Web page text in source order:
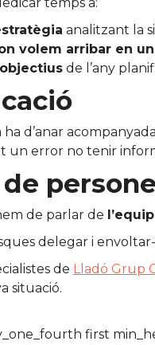
analitzant la
volem arribar en
de l’any
ha d’anar
un error no tenir
de
de parlar de
delegar i
de Lladó Grup
situació.
first